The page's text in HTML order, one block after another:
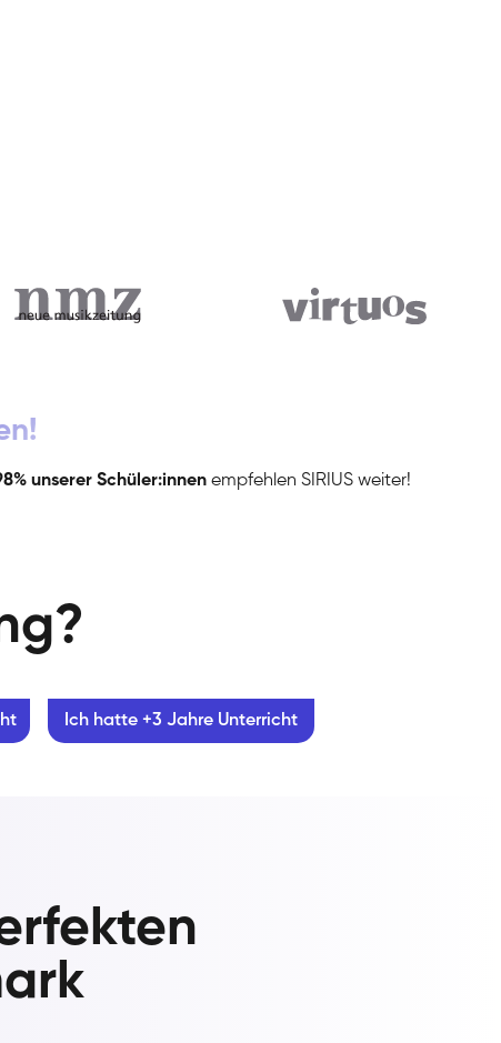
unserer Schüler:innen empfehlen SIRIUS weiter!
Ich hatte +3 Jahre Unterricht